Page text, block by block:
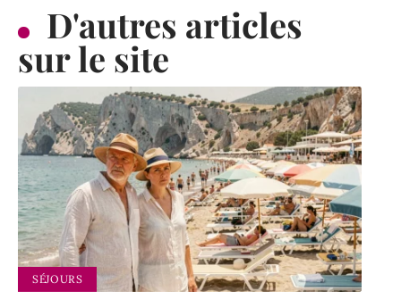
D'autres articles
sur le site
SÉJOURS